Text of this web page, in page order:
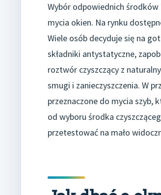
Wybór odpowiednich
mycia okien. Na rynku
Wiele osób decyduje się na
składniki antystatyczne,
roztwór czyszczący z
smugi i zanieczyszczenia. W
przeznaczone do mycia szyb,
od wyboru środka
przetestować na mało